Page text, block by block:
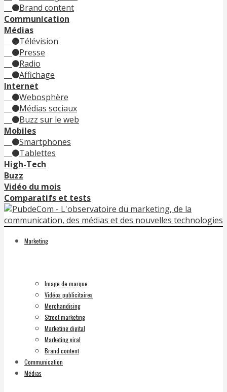
Brand content
Communication
Médias
Télévision
Presse
Radio
Affichage
Internet
Webosphère
Médias sociaux
Buzz sur le web
Mobiles
Smartphones
Tablettes
High-Tech
Buzz
Vidéo du mois
Comparatifs et tests
Marketing
Image de marque
Vidéos publicitaires
Merchandising
Street marketing
Marketing digital
Marketing viral
Brand content
Communication
Médias